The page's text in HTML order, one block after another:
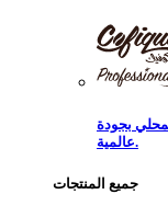
بجودة
عالمية.
جميع المنتجات